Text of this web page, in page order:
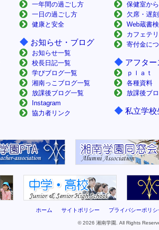
一年間の過ごし方
一日の過ごし方
健康と安全
◆ お知らせ・ブログ
お知らせ一覧
校長日記一覧
学びブログ一覧
湘南っこブログ一覧
放課後ブログ一覧
Instagram
協力者リンク
保健室か
欠席・遅
Web蔵書
カフェテ
寄付金に
◆ アフタ
ｐｌａｔ
各種資料
放課後ブ
◆ 私立学校
ホーム サイトポリシー プライバシーポリシ
© 2026 湘南学園. All Rights